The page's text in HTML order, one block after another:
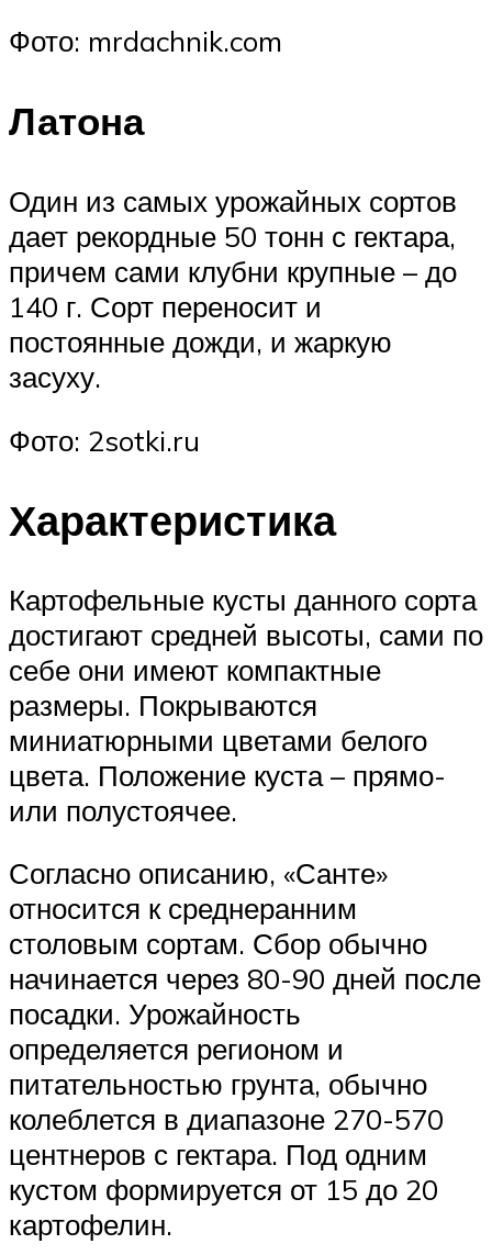
Фото: mrdachnik.com
Латона
Один из самых урожайных сортов
дает рекордные 50 тонн с гектара,
причем сами клубни крупные – до
140 г. Сорт переносит и
постоянные дожди, и жаркую
засуху.
Фото: 2sotki.ru
Характеристика
Картофельные кусты данного сорта
достигают средней высоты, сами по
себе они имеют компактные
размеры. Покрываются
миниатюрными цветами белого
цвета. Положение куста – прямо-
или полустоячее.
Согласно описанию, «Санте»
относится к среднеранним
столовым сортам. Сбор обычно
начинается через 80-90 дней после
посадки. Урожайность
определяется регионом и
питательностью грунта, обычно
колеблется в диапазоне 270-570
центнеров с гектара. Под одним
кустом формируется от 15 до 20
картофелин.